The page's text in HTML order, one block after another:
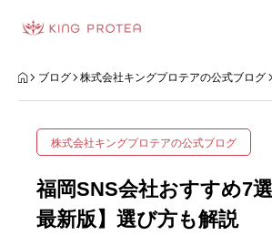
会社概要
利用規約
ブログ 株式会社キングプロテアの公式ブログ
株式会社キングプロテアの公式ブログ
福岡SNS会社おすすめ7
最新版】選び方も解説